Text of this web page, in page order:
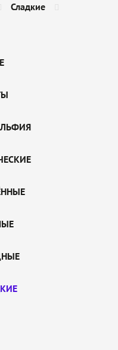
Сладкие